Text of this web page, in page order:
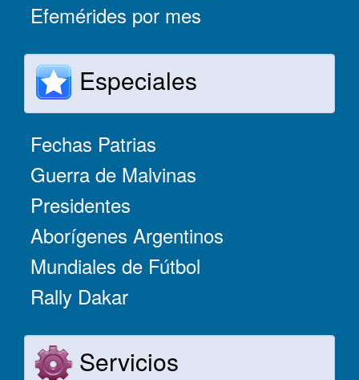
Efemérides por mes
Especiales
Fechas Patrias
Guerra de Malvinas
Presidentes
Aborígenes Argentinos
Mundiales de Fútbol
Rally Dakar
Servicios